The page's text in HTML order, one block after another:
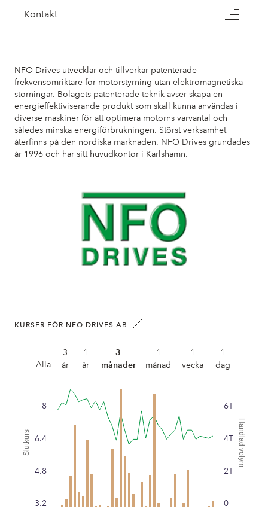
Kontakt
NFO Drives utvecklar och tillverkar patenterade
frekvensomriktare för motorstyrning utan elektromagnetiska
störningar. Bolagets patenterade teknik avser skapa en
energieffektiviserande produkt som skall kunna användas i
diverse maskiner för att optimera motorns varvantal och
således minska energiförbrukningen. Störst verksamhet
återfinns på den nordiska marknaden. NFO Drives grundades
år 1996 och har sitt huvudkontor i Karlshamn.
KURSER FÖR NFO DRIVES AB
Alla
3
år
1
år
3
månader
1
månad
1
vecka
1
dag
Slutkurs Handlad volym
3.2
4.8
6.4
8
0
2T
4T
6T